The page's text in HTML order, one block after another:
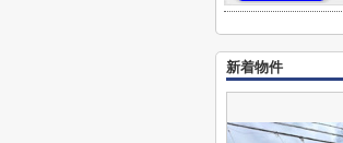
新着物件